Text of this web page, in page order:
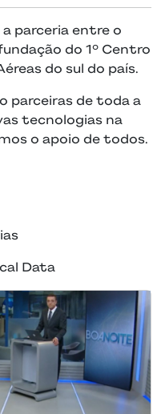
parceria entre o
do 1º Centro
do sul do país.
parceiras de toda a
tecnologias na
o apoio de todos.
Data